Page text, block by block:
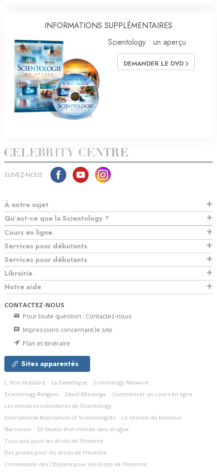
INFORMATIONS SUPPLÉMENTAIRES
Scientology : un aperçu
DEMANDER LE DVD
SUIVEZ-NOUS
À notre sujet
Qu’est-ce que la Scientology ?
Cours en ligne
Services pour débutants
Services pour débutants
Librairie
Notre aide
CONTACTEZ-NOUS
Pour toute question : Contactez-nous
Impressions concernant le site
Plan et itinéraire
Sites apparentés
L. Ron Hubbard La Dianétique
Scientology Network
Scientology Religion
David Miscavige
Commencer un cours en ligne
Les ministres volontaires de Scientology
International Association of Scientologists
Le chemin du bonheur
Narconon
En faveur d’un monde sans drogue
Tous unis pour les droits de l’Homme
Des jeunes pour les droits de l’Homme
Commission des Citoyens pour les Droits de l’Homme